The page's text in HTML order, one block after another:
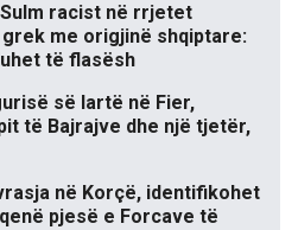
Sulm racist në rrjetet
me origjinë shqiptare:
të flasësh
së lartë në Fier,
të Bajrajve dhe një tjetër,
në Korçë, identifikohet
pjesë e Forcave të